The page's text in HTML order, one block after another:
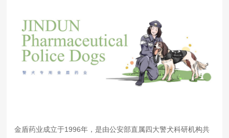
金盾药业成立于1996年，是由公安部直属四大警犬科研机构共